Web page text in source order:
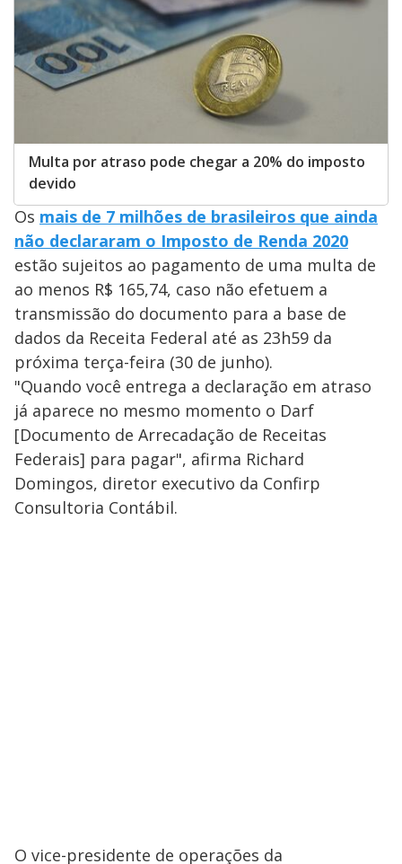
Multa por atraso pode chegar a 20% do imposto
devido
Os mais de 7 milhões de brasileiros que ainda
não declararam o Imposto de Renda 2020
estão sujeitos ao pagamento de uma multa de
ao menos R$ 165,74, caso não efetuem a
transmissão do documento para a base de
dados da Receita Federal até as 23h59 da
próxima terça-feira (30 de junho).
"Quando você entrega a declaração em atraso
já aparece no mesmo momento o Darf
[Documento de Arrecadação de Receitas
Federais] para pagar", afirma Richard
Domingos, diretor executivo da Confirp
Consultoria Contábil.
O vice-presidente de operações da